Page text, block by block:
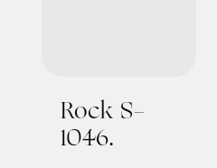
Rock S-
1046